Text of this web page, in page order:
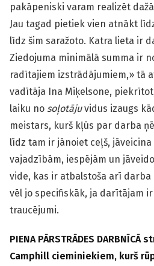
pakāpeniski varam realizēt
Jau tagad pietiek vien atnākt
līdz šim saražoto. Katra lieta ir
Ziedojuma minimālā summa ir
radītajiem izstrādājumiem,» tā
vadītāja Ina Miķelsone,
laiku no soļotājuvidus izaugs
meistars, kurš kļūs par darba
līdz tam ir jānoiet ceļš,
vajadzībām, iespējām un
vide, kas ir atbalstoša arī
vēl jo specifiskāk, ja darītājam
traucējumi.
PIENA PĀRSTRĀDES
Camphill cieminiekiem, kurš